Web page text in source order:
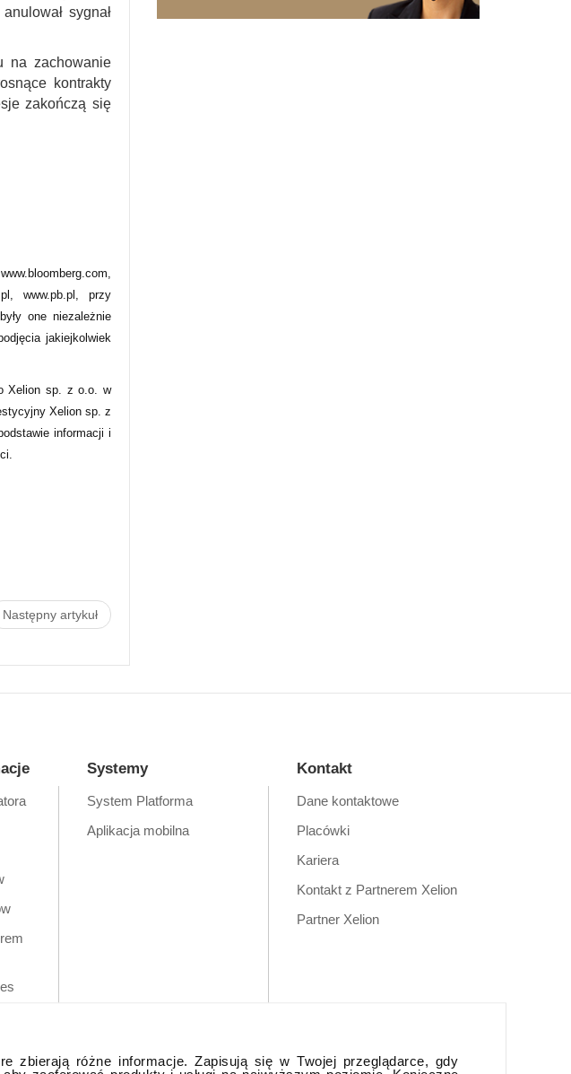
zbierają różne informacje. Zapisują się w Twojej przeglądarce, gdy
sygnał
na zachowanie
kontrakty
zakończą się
www.pb.pl, przy
one niezależnie
jakiejkolwiek
Xelion sp. z o.o. w
Xelion sp. z
informacji i
Następny artykuł
Systemy
System Platforma
Aplikacja mobilna
Kontakt
Dane kontaktowe
Placówki
Kariera
Kontakt z Partnerem Xelion
Partner Xelion